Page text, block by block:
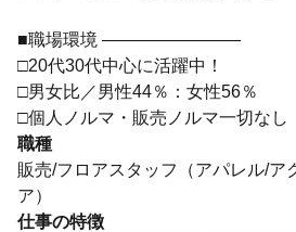
■職場環境 ――――――――
□20代30代中心に活躍中！
□男女比／男性44％：女性56％
□個人ノルマ・販売ノルマ一切なし
職種
販売/フロアスタッフ（アパレル/ア
ア）
仕事の特徴